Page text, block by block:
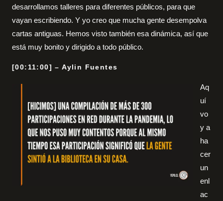
desarrollamos talleres para diferentes públicos, para que
vayan escribiendo. Y yo creo que mucha gente desempolva
cartas antiguas. Hemos visto también esa dinámica, así que
está muy bonito y dirigido a todo público.
[00:11:00] – Aylin Fuentes
Aq
uí
vo
y a
ha
cer
un
enl
ac